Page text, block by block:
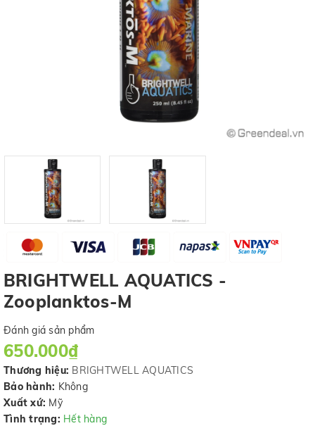
BRIGHTWELL AQUATICS -
Zooplanktos-M
Đánh giá sản phẩm
650.000₫
Thương hiệu: BRIGHTWELL AQUATICS
Bảo hành: Không
Xuất xứ: Mỹ
Tình trạng: Hết hàng